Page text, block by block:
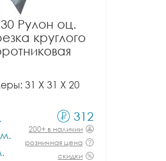
Рулон оц.
круглого
31 X 31 X 20
312
200+ в наличии
розничная цена
скидки